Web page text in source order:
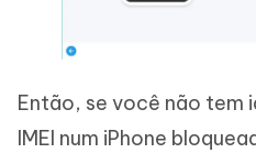
Então, se você não tem
IMEI num iPhone